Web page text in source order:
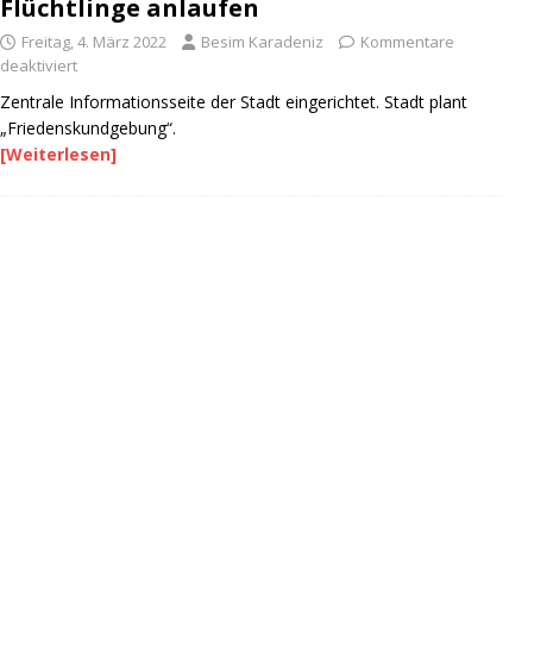
Flüchtlinge anlaufen
Freitag, 4. März 2022 Besim Karadeniz
Kommentare
deaktiviert
Zentrale Informationsseite der Stadt eingerichtet. Stadt plant
„Friedenskundgebung“.
[Weiterlesen]